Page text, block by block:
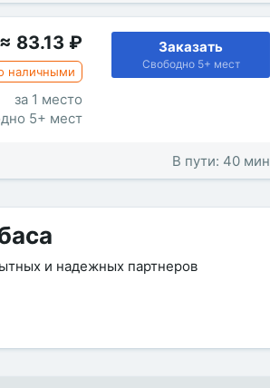
≈ 83.13 ₽
наличными
за 1 место
5+ мест
Заказать
Свободно 5+ мест
В пути: 40 мин
и надежных партнеров